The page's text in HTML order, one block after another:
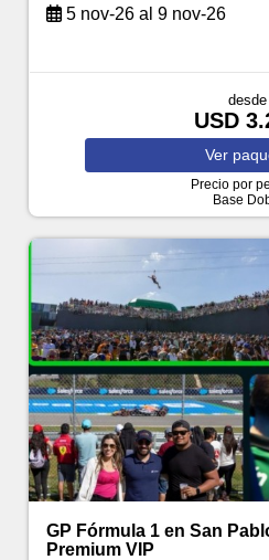
5 nov-26 al 9 nov-26
desde
USD
Ver
Precio por
Base
GP Fórmula 1 en San
Premium VIP